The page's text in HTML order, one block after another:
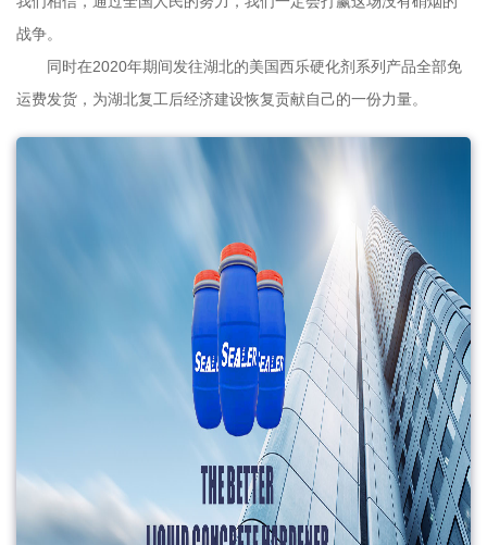
战争。
同时在2020年期间发往湖北的美国西乐硬化剂系列产品全部免
运费发货，为湖北复工后经济建设恢复贡献自己的一份力量。